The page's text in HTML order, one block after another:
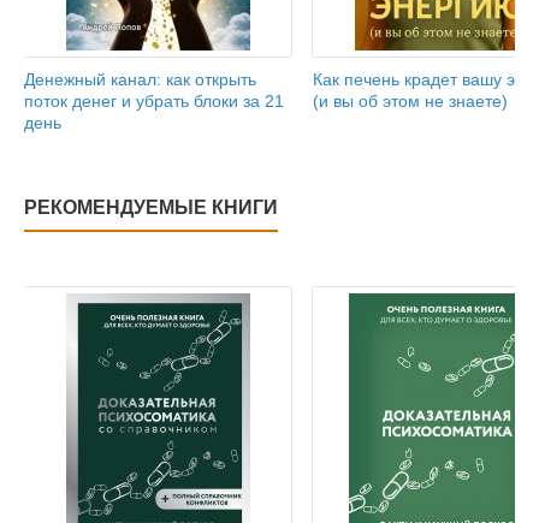
Денежный канал: как открыть
поток денег и убрать блоки за 21
день
Как печень крадет вашу
(и вы об этом не знаете)
РЕКОМЕНДУЕМЫЕ КНИГИ